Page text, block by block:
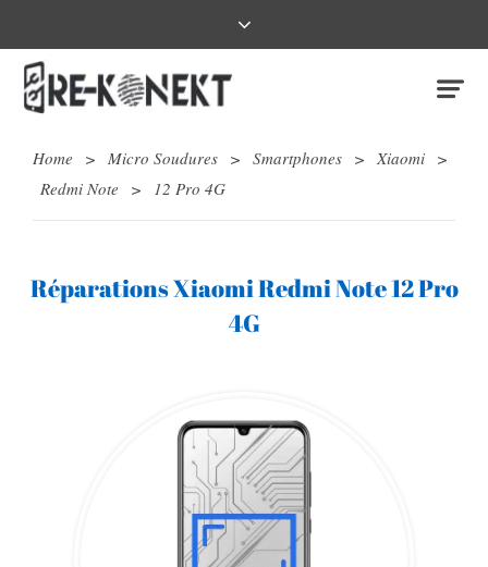
Home > Micro Soudures > Smartphones > Xiaomi >
Redmi Note
> 12 Pro 4G
Réparations Xiaomi Redmi Note 12 Pro
4G